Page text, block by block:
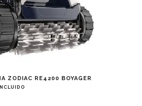
ZODIAC RE4200 BOYAGER